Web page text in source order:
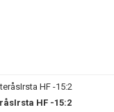
HF -15:2